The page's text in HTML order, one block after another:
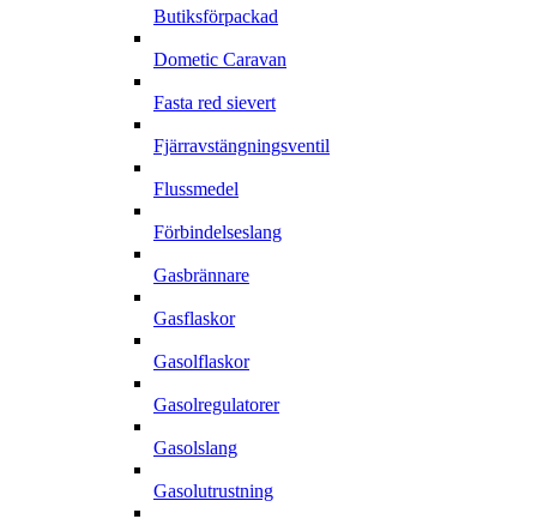
Butiksförpackad
Dometic Caravan
Fasta red sievert
Fjärravstängningsventil
Flussmedel
Förbindelseslang
Gasbrännare
Gasflaskor
Gasolflaskor
Gasolregulatorer
Gasolslang
Gasolutrustning